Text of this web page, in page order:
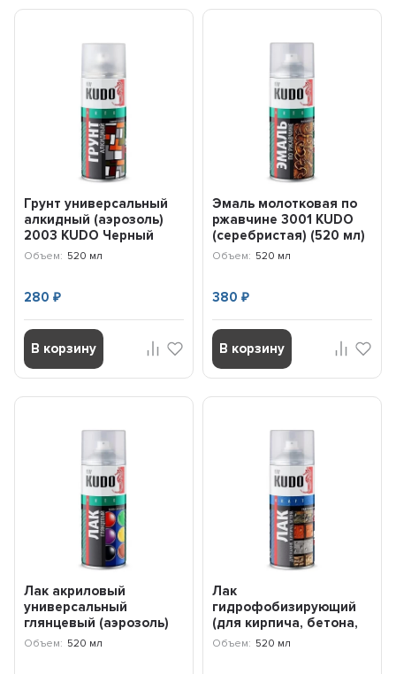
Грунт универсальный
алкидный (аэрозоль)
2003 KUDO Черный
KU2003
Объем: 520 мл
280₽
В корзину
Эмаль молотковая по
ржавчине 3001 KUDO
(серебристая) (520 мл)
KU3001
Объем: 520 мл
380 ₽
В корзину
Лак акриловый
универсальный
глянцевый (аэрозоль)
9002 KUDO KU9002
Объем: 520 мл
Лак
гидрофобизирующий
(для кирпича, бетона,
камня) 9007 KUDO (520
Объем: 520 мл